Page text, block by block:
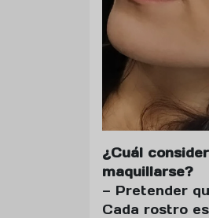
¿Cuál
maquillarse?
— Pretender
Cada rostro